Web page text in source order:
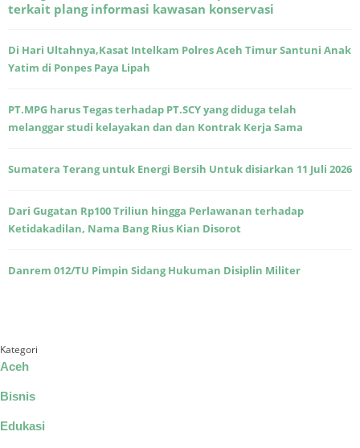
terkait plang informasi kawasan konservasi
Di Hari Ultahnya,Kasat Intelkam Polres Aceh Timur Santuni Anak
Yatim di Ponpes Paya Lipah
PT.MPG harus Tegas terhadap PT.SCY yang diduga telah
melanggar studi kelayakan dan dan Kontrak Kerja Sama
Sumatera Terang untuk Energi Bersih Untuk disiarkan 11 Juli 2026
Dari Gugatan Rp100 Triliun hingga Perlawanan terhadap
Ketidakadilan, Nama Bang Rius Kian Disorot
Danrem 012/TU Pimpin Sidang Hukuman Disiplin Militer
Kategori
Aceh
Bisnis
Edukasi